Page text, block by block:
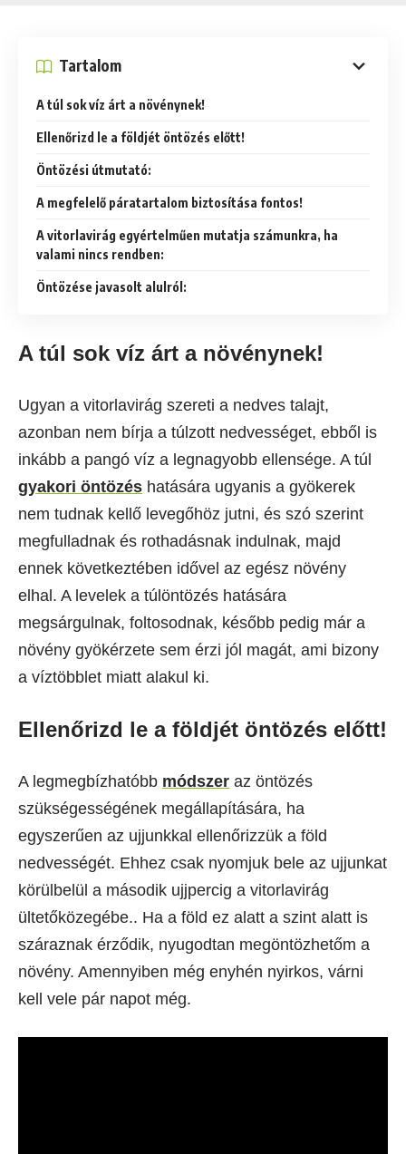
Tartalom
A túl sok víz árt a növénynek!
Ellenőrizd le a földjét öntözés előtt!
Öntözési útmutató:
A megfelelő páratartalom biztosítása fontos!
A vitorlavirág egyértelműen mutatja számunkra, ha
valami nincs rendben:
Öntözése javasolt alulról:
A túl sok víz árt a növénynek!
Ugyan a vitorlavirág szereti a nedves talajt,
azonban nem bírja a túlzott nedvességet, ebből is
inkább a pangó víz a legnagyobb ellensége. A túl
gyakori öntözés hatására ugyanis a gyökerek
nem tudnak kellő levegőhöz jutni, és szó szerint
megfulladnak és rothadásnak indulnak, majd
ennek következtében idővel az egész növény
elhal. A levelek a túlöntözés hatására
megsárgulnak, foltosodnak, később pedig már a
növény gyökérzete sem érzi jól magát, ami bizony
a víztöbblet miatt alakul ki.
Ellenőrizd le a földjét öntözés előtt!
A legmegbízhatóbb módszer az öntözés
szükségességének megállapítására, ha
egyszerűen az ujjunkkal ellenőrizzük a föld
nedvességét. Ehhez csak nyomjuk bele az ujjunkat
körülbelül a második ujjpercig a vitorlavirág
ültetőközegébe.. Ha a föld ez alatt a szint alatt is
száraznak érződik, nyugodtan megöntözhetőm a
növény. Amennyiben még enyhén nyirkos, várni
kell vele pár napot még.